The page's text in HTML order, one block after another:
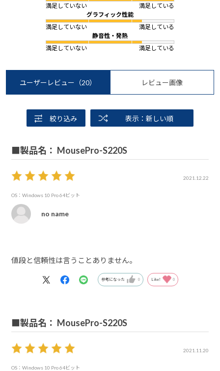
満足していない
満足している
グラフィック性能
満足していない
満足している
静音性・発熱
満足していない
満足している
ユーザーレビュー （20） レビュー画像
絞り込み 表示：新しい順
■製品名： MousePro-S220S
2021.12.22
OS：Windows 10 Pro 64ビット
no name
値段と信頼性は言うことありません。
参考になった 0 Like! 0
■製品名： MousePro-S220S
2021.11.20
OS：Windows 10 Pro 64ビット